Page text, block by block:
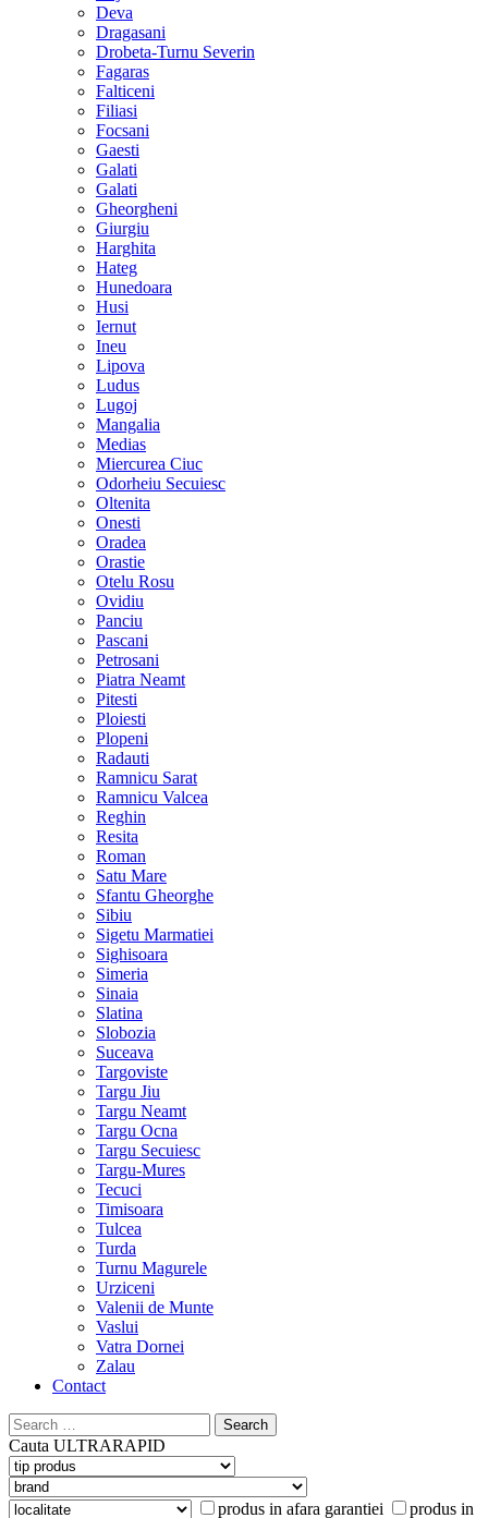
Deva
Dragasani
Drobeta-Turnu Severin
Fagaras
Falticeni
Filiasi
Focsani
Gaesti
Galati
Galati
Gheorgheni
Giurgiu
Harghita
Hateg
Hunedoara
Husi
Iernut
Ineu
Lipova
Ludus
Lugoj
Mangalia
Medias
Miercurea Ciuc
Odorheiu Secuiesc
Oltenita
Onesti
Oradea
Orastie
Otelu Rosu
Ovidiu
Panciu
Pascani
Petrosani
Piatra Neamt
Pitesti
Ploiesti
Plopeni
Radauti
Ramnicu Sarat
Ramnicu Valcea
Reghin
Resita
Roman
Satu Mare
Sfantu Gheorghe
Sibiu
Sigetu Marmatiei
Sighisoara
Simeria
Sinaia
Slatina
Slobozia
Suceava
Targoviste
Targu Jiu
Targu Neamt
Targu Ocna
Targu Secuiesc
Targu-Mures
Tecuci
Timisoara
Tulcea
Turda
Turnu Magurele
Urziceni
Valenii de Munte
Vaslui
Vatra Dornei
Zalau
Contact
Search
for:
Cauta ULTRARAPID
produs in afara garantiei produs in